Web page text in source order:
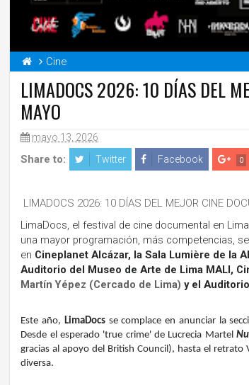
Cine
LIMADOCS 2026: 10 DÍAS DEL
MAYO
mayo 13, 2026
Share to: Twitter Facebook 0
LIMADOCS 2026: 10 DÍAS DEL MEJOR CINE
LimaDocs, el festival de cine documental en
una mayor programación, más competencias,
en Cineplanet Alcázar, la Sala Lumière de la
Auditorio del Museo de Arte de Lima MALI,
Martín Yépez (Cercado de Lima)y el
Este año, LimaDocsse complace en anunciar la
Desde el esperado 'true crime' de Lucrecia Martel
gracias al apoyo del British Council), hasta el retrato
diversa.